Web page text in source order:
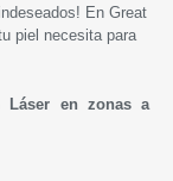
En Great
piel necesita para
Láser en zonas a